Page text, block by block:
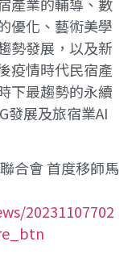
優化、藝術美學
勢發展，以及新
疫情時代民宿產
下最趨勢的永續
發展及旅宿業AI
合會 首度移師馬
20231107702